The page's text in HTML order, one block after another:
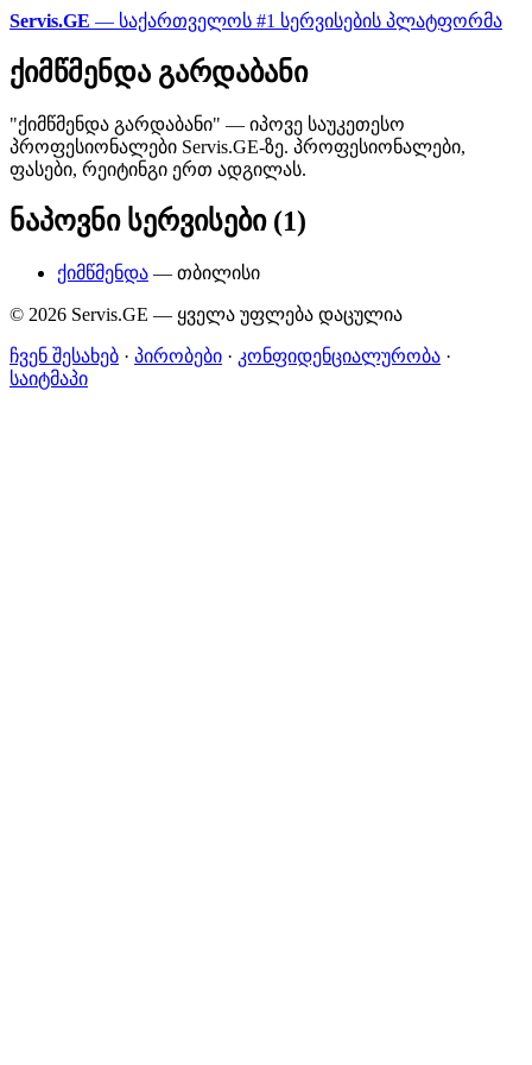
Servis.GE — საქართველოს #1 სერვისების პლატფორმა
ქიმწმენდა გარდაბანი
"ქიმწმენდა გარდაბანი" — იპოვე საუკეთესო
პროფესიონალები Servis.GE-ზე. პროფესიონალები,
ფასები, რეიტინგი ერთ ადგილას.
ნაპოვნი სერვისები (1)
ქიმწმენდა — თბილისი
© 2026 Servis.GE — ყველა უფლება დაცულია
ჩვენ შესახებ · პირობები · კონფიდენციალურობა ·
საიტმაპი